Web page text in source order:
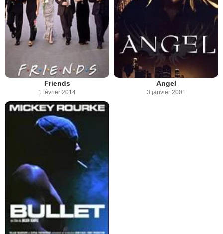
Friends
1 février 2014
Angel
3 janvier 2001